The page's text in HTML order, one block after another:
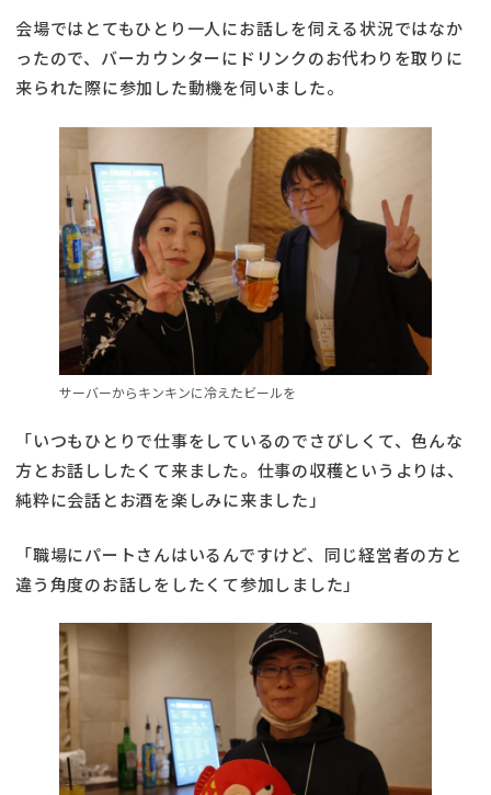
会場ではとてもひとり一人にお話しを伺える状況ではなか
ったので、バーカウンターにドリンクのお代わりを取りに
来られた際に参加した動機を伺いました。
サーバーからキンキンに冷えたビールを
「いつもひとりで仕事をしているのでさびしくて、色んな
方とお話ししたくて来ました。仕事の収穫というよりは、
純粋に会話とお酒を楽しみに来ました」
「職場にパートさんはいるんですけど、同じ経営者の方と
違う角度のお話しをしたくて参加しました」